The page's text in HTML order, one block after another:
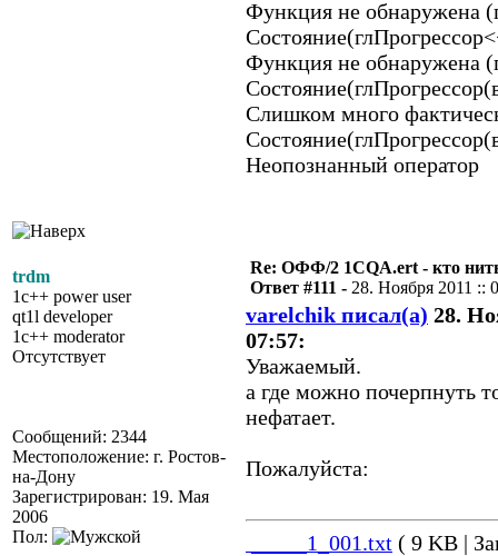
Функция не обнаружена
Функция не обнаружена
Слишком много
Неопознанный оператор
trdm
1c++ power user
qt1l developer
1c++ moderator
Отсутствует
Сообщений: 2344
Местоположение: г. Ростов-
на-Дону
Зарегистрирован: 19. Мая
2006
Пол:
Re: ОФФ/2 1CQA.ert - кто
Ответ #111 - 28. Ноября 2011 ::
varelchik писал(а) 28.
07:57:
Уважаемый.
а где можно почерпнуть
нефатает.
Пожалуйста:
_____1_001.txt ( 9 KB |